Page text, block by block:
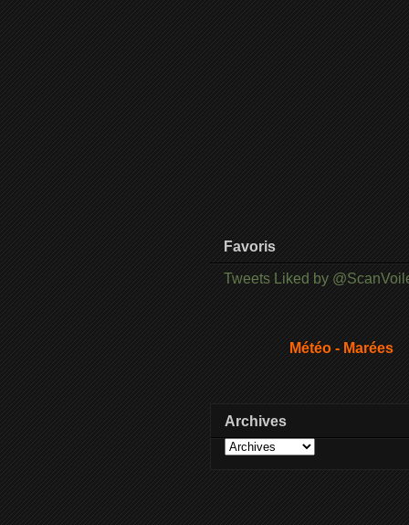
Favoris
Tweets Liked by
Météo - Marées
Archives